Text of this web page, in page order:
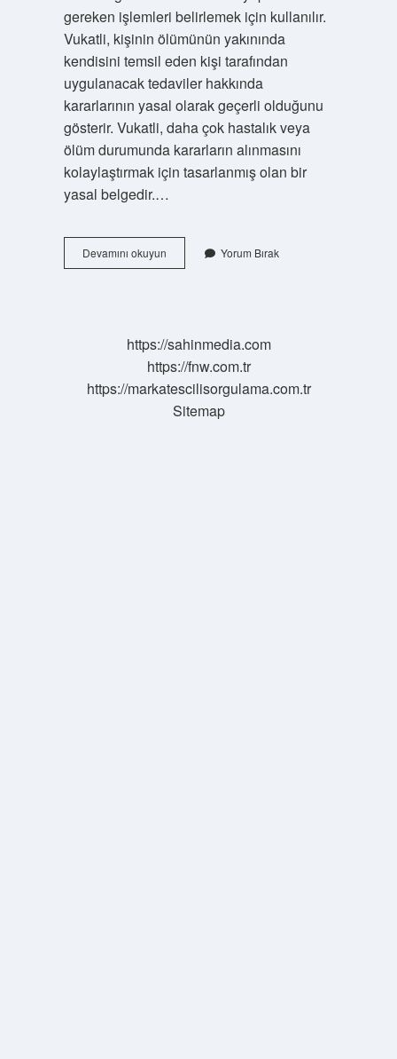
gereken işlemleri belirlemek için kullanılır.
Vukatli, kişinin ölümünün yakınında
kendisini temsil eden kişi tarafından
uygulanacak tedaviler hakkında
kararlarının yasal olarak geçerli olduğunu
gösterir. Vukatli, daha çok hastalık veya
ölüm durumunda kararların alınmasını
kolaylaştırmak için tasarlanmış olan bir
yasal belgedir.…
Devamını okuyunVukatli
ne
Yorum Bırak
https://sahinmedia.com
https://fnw.com.tr
https://markatescilisorgulama.com.tr
Sitemap